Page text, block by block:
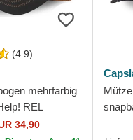
(4.9)
mehrfarbig
REL
von Capslab
34,90